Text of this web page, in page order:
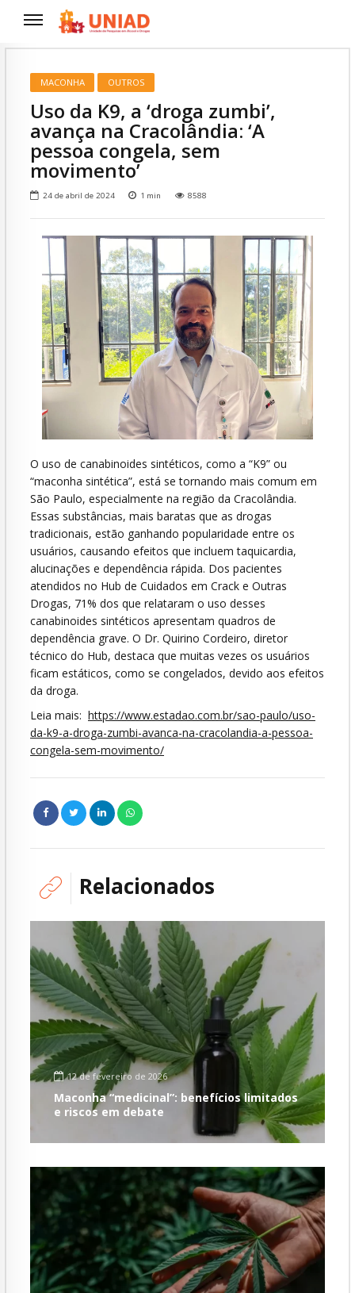
MACONHA OUTROS
Uso da K9, a ‘droga zumbi’,
avança na Cracolândia: ‘A
pessoa congela, sem
movimento’
24 de abril de 2024 1 min 8588
O uso de canabinoides sintéticos, como a “K9” ou
“maconha sintética”, está se tornando mais comum em
São Paulo, especialmente na região da Cracolândia.
Essas substâncias, mais baratas que as drogas
tradicionais, estão ganhando popularidade entre os
usuários, causando efeitos que incluem taquicardia,
alucinações e dependência rápida. Dos pacientes
atendidos no Hub de Cuidados em Crack e Outras
Drogas, 71% dos que relataram o uso desses
canabinoides sintéticos apresentam quadros de
dependência grave. O Dr. Quirino Cordeiro, diretor
técnico do Hub, destaca que muitas vezes os usuários
ficam estáticos, como se congelados, devido aos efeitos
da droga.
Leia mais: https://www.estadao.com.br/sao-paulo/uso-
da-k9-a-droga-zumbi-avanca-na-cracolandia-a-pessoa-
congela-sem-movimento/
Relacionados
12 de fevereiro de 2026
Maconha “medicinal”: benefícios limitados
e riscos em debate